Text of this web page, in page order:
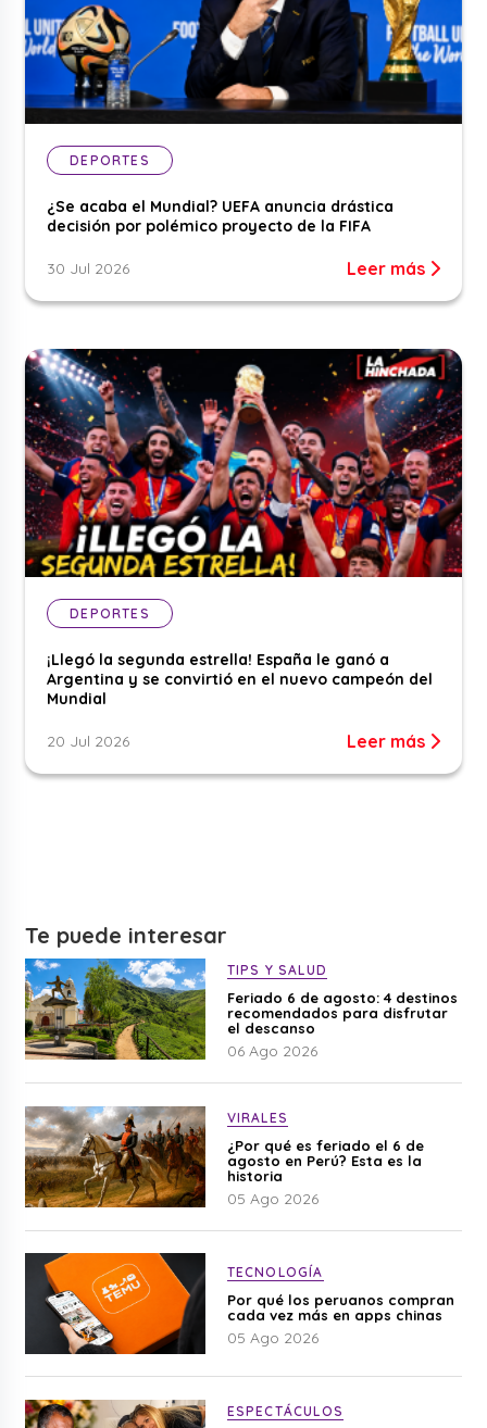
DEPORTES
¿Se acaba el Mundial? UEFA anuncia drástica
decisión por polémico proyecto de la FIFA
30 Jul 2026 Leer más
DEPORTES
¡Llegó la segunda estrella! España le ganó a
Argentina y se convirtió en el nuevo campeón del
Mundial
20 Jul 2026 Leer más
Te puede interesar
TIPS Y SALUD
Feriado 6 de agosto: 4 destinos
recomendados para disfrutar
el descanso
06 Ago 2026
VIRALES
¿Por qué es feriado el 6 de
agosto en Perú? Esta es la
historia
05 Ago 2026
TECNOLOGÍA
Por qué los peruanos compran
cada vez más en apps chinas
05 Ago 2026
ESPECTÁCULOS